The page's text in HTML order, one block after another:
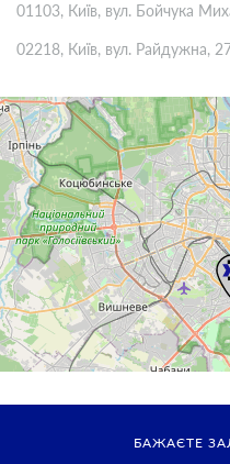
01103, Київ, вул. Бойчука
02218, Київ, вул. Райдужна,
БАЖАЄТЕ